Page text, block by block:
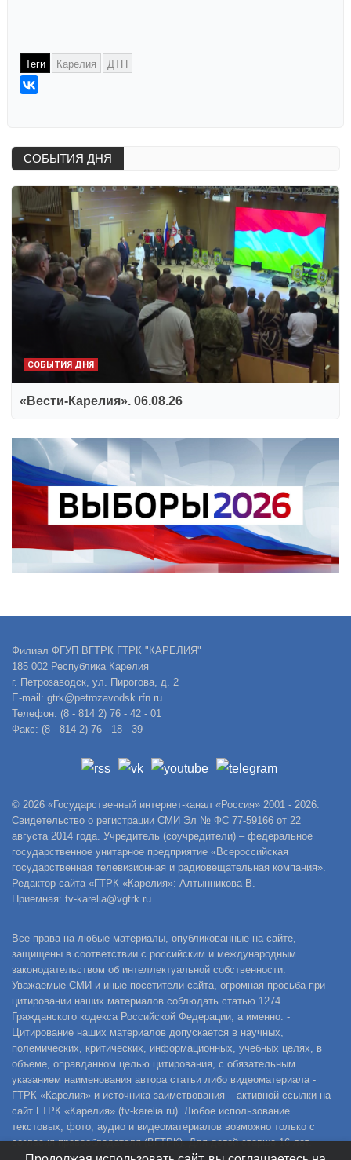
Теги Карелия ДТП
СОБЫТИЯ ДНЯ
СОБЫТИЯ ДНЯ
«Вести-Карелия». 06.08.26
Филиал ФГУП ВГТРК ГТРК "КАРЕЛИЯ"
185 002 Республика Карелия
г. Петрозаводск, ул. Пирогова, д. 2
E-mail: gtrk@petrozavodsk.rfn.ru
Телефон: (8 - 814 2) 76 - 42 - 01
Факс: (8 - 814 2) 76 - 18 - 39
© 2026 «Государственный интернет-канал «Россия» 2001 - 2026.
Свидетельство о регистрации СМИ Эл № ФС 77-59166 от 22
августа 2014 года. Учредитель (соучредители) – федеральное
государственное унитарное предприятие «Всероссийская
государственная телевизионная и радиовещательная компания».
Редактор сайта «ГТРК «Карелия»: Алтынникова В.
Приемная: tv-karelia@vgtrk.ru
Все права на любые материалы, опубликованные на сайте,
защищены в соответствии с российским и международным
законодательством об интеллектуальной собственности.
Уважаемые СМИ и иные посетители сайта, огромная просьба при
цитировании наших материалов соблюдать статью 1274
Гражданского кодекса Российской Федерации, а именно: -
Цитирование наших материалов допускается в научных,
полемических, критических, информационных, учебных целях, в
объеме, оправданном целью цитирования, с обязательным
указанием наименования автора статьи либо видеоматериала -
ГТРК «Карелия» и источника заимствования – активной ссылки на
сайт ГТРК «Карелия» (tv-karelia.ru). Любое использование
текстовых, фото, аудио и видеоматериалов возможно только с
согласия правообладателя (ВГТРК). Для детей старше 16 лет.